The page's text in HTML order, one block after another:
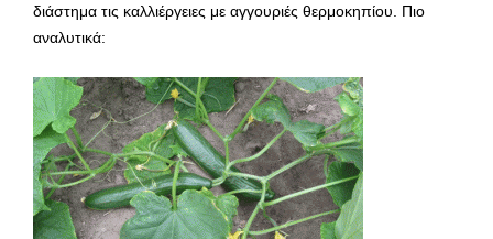
διάστημα τις καλλιέργειες με αγγουριές θερμοκηπίου. Πιο
αναλυτικά: